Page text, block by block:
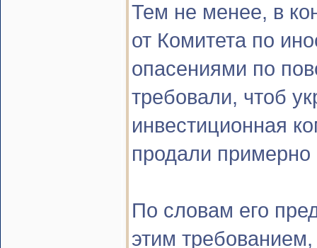
Тем не менее, в
от Комитета по
опасениями по
требовали, чтоб
инвестиционная
продали примерно
По словам его
этим